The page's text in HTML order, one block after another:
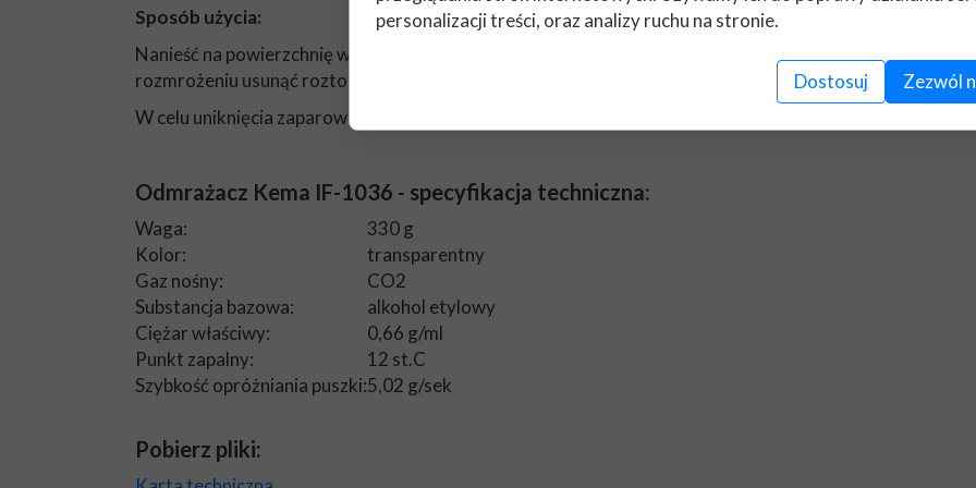
Sposób użycia:
Nanieść na powierzchnię wykonując ruchy cyrkulacyjne w odległości ok. 50cm od szyby, luster itp. Po
rozmrożeniu usunąć roztopiony śnieg i lód za pomocą szczotki lub szmatki.
W celu uniknięcia zaparowania szyby, nałożyć cienką warstwę na suchą szmatkę i przetrzeć szybę.
Odmrażacz Kema IF-1036 - specyfikacja techniczna:
Waga:
330 g
Kolor:
transparentny
Gaz nośny:
CO2
Substancja bazowa:
alkohol etylowy
Ciężar właściwy:
0,66 g/ml
Punkt zapalny:
12 st.C
Szybkość opróżniania puszki:5,02 g/sek
Pobierz pliki:
personalizacji treści, oraz analizy ruchu na stronie.
Dostosuj Zezwól